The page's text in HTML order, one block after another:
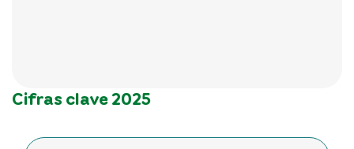
Cifras clave 2025